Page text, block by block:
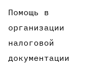
Помощь в
организации
налоговой
документации